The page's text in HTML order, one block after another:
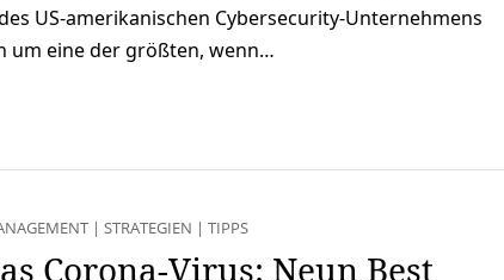
US-amerikanischen Cybersecurity-Unternehmens
um eine der größten, wenn…
| STRATEGIEN | TIPPS
Corona-Virus: Neun Best